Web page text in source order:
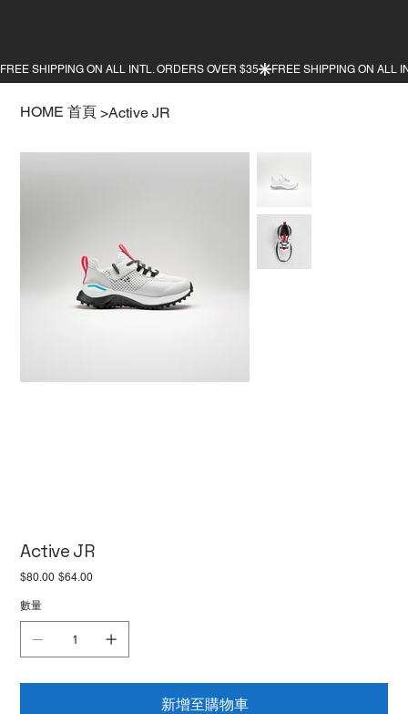
HOME 首頁 >Active JR
Active JR
原
價
格
$80.00 促
$64.00
數量
新增至購物車